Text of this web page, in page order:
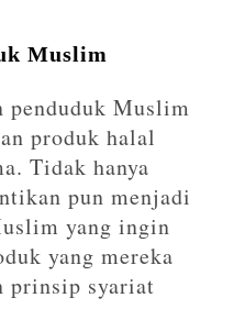
Muslim
penduduk Muslim
produk halal
Tidak hanya
pun menjadi
yang ingin
yang mereka
prinsip syariat